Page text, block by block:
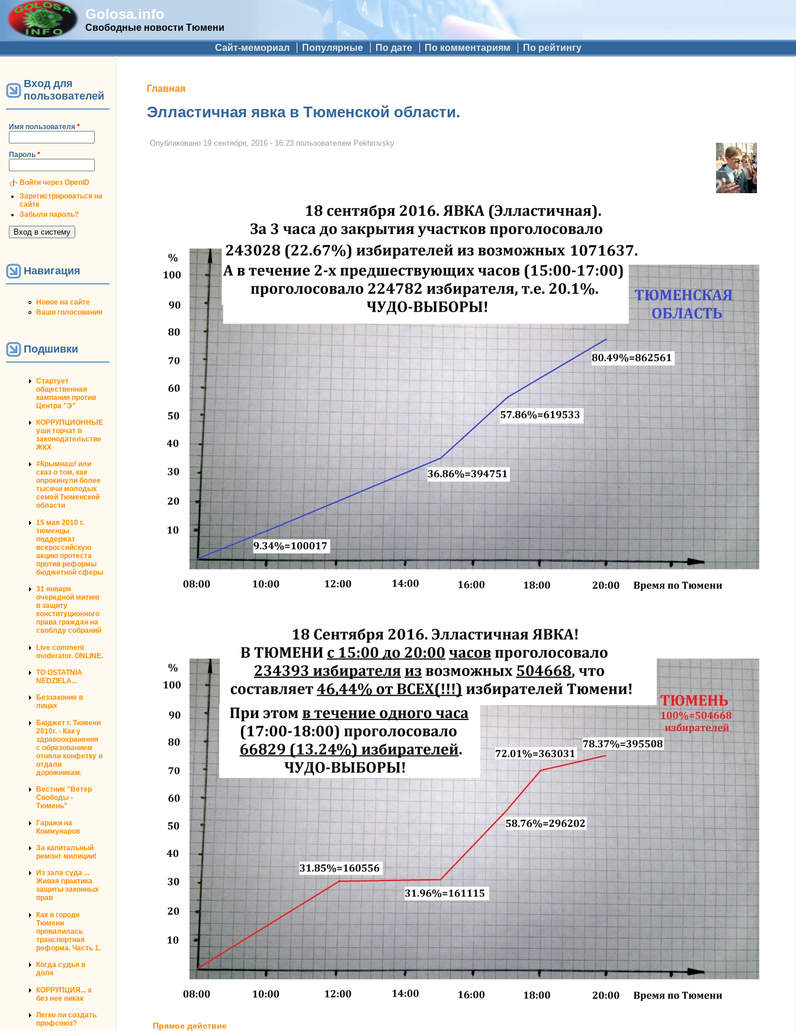
Golosa.info
Свободные новости Тюмени
Дополнительное меню Сайт-мемориал Популярные По дате По комментариям По рейтингу
Вход для
пользователей
Имя пользователя *
Пароль *
Войти через OpenID
Зарегистрироваться на
сайте
Забыли пароль?
Навигация
Новое на сайте
Ваши голосования
Подшивки
Стартует
общественная
кампания против
Центра "Э"
КОРРУПЦИОННЫЕ
уши торчат в
законодательстве
ЖКХ
#Крымнаш! или
сказ о том, как
опрокинули более
тысячи молодых
семей Тюменской
области
15 мая 2010 г.
тюменцы
поддержат
всероссийскую
акцию протеста
против реформы
бюджетной сферы
31 января
очередной митинг
в защиту
конституционного
права граждан на
своблду собраний
Live comment
moderator. ONLINE.
TO OSTATNIA
NEDZIELA...
Беззаконие в
лицах
Бюджет г. Тюмени
2010г. - Как у
здравоохранения
с образованием
отняли конфетку и
отдали
дорожникам.
Вестник "Ветер
Свободы -
Тюмень"
Гаражи на
Коммунаров
За капитальный
ремонт милиции!
Из зала суда ...
Живая практика
защиты законных
прав
Как в городе
Тюмени
провалилась
транспортная
реформа. Часть 1.
Когда судья в
доле
КОРРУПЦИЯ... а
без нее никак
Легко ли создать
профсоюз?
Вы здесь
Главная
Элластичная явка в Тюменской области.
Опубликовано 19 сентября, 2016 - 16:23 пользователем Pekhrovsky
Прямое действие